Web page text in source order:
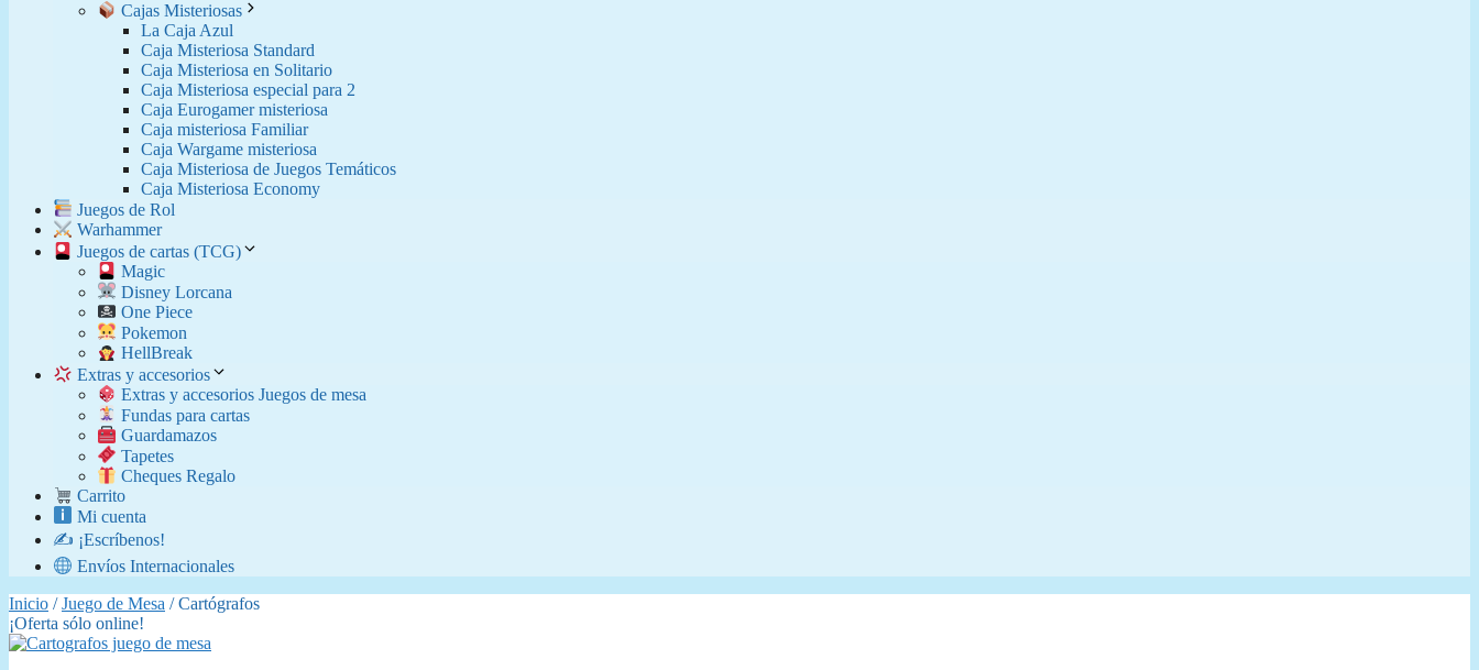
Cajas Misteriosas
La Caja Azul
Caja Misteriosa Standard
Caja Misteriosa en Solitario
Caja Misteriosa especial para 2
Caja Eurogamer misteriosa
Caja misteriosa Familiar
Caja Wargame misteriosa
Caja Misteriosa de Juegos Temáticos
Caja Misteriosa Economy
Juegos de Rol
Warhammer
Juegos de cartas (TCG)
Magic
Disney Lorcana
One Piece
Pokemon
​ HellBreak
Extras y accesorios
Extras y accesorios Juegos de mesa
Fundas para cartas
Guardamazos
Tapetes
Cheques Regalo
Carrito
Mi cuenta
✍️ ¡Escríbenos!
Envíos Internacionales
Inicio /Juego de Mesa / Cartógrafos
¡Oferta sólo online!